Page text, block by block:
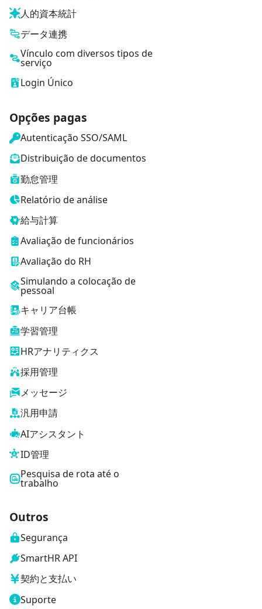
人的資本統計
データ連携
Vínculo com diversos tipos de
serviço
Login Único
Opções pagas
Autenticação SSO/SAML
Distribuição de documentos
勤怠管理
Relatório de análise
給与計算
Avaliação de funcionários
Avaliação do RH
Simulando a colocação de
pessoal
キャリア台帳
学習管理
HRアナリティクス
採用管理
メッセージ
汎用申請
AIアシスタント
ID管理
Pesquisa de rota até o
trabalho
Outros
Segurança
SmartHR API
契約と支払い
Suporte